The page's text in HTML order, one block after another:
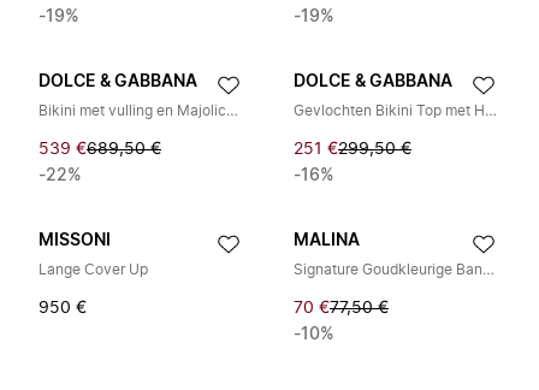
-19%
-19%
DOLCE & GABBANA
Bikini met vulling en Majolica-print
539 €689,50 €
-22%
DOLCE & GABBANA
Gevlochten Bikini Top met Halter
251 €299,50 €
-16%
MISSONI
Lange Cover Up
950 €
MALINA
Signature Goudkleurige Bandeau Bikini Top met Versiering
70 €77,50 €
-10%